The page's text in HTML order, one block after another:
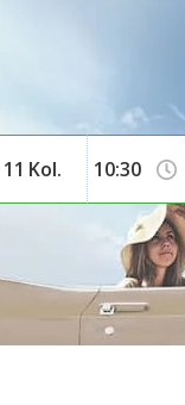
Polski
Română
العربية
11 Kol.